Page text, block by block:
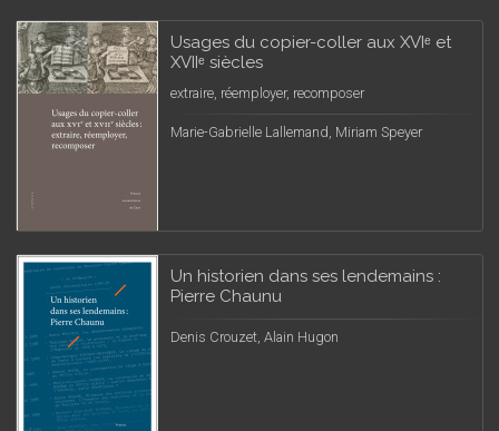
Usages du copier-coller aux XVIᵉ et
XVIIᵉ siècles
extraire, réemployer, recomposer
Marie-Gabrielle Lallemand, Miriam Speyer
Un historien dans ses lendemains :
Pierre Chaunu
Denis Crouzet, Alain Hugon